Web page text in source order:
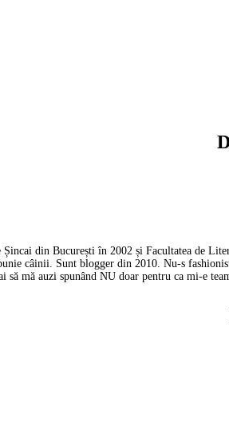
din București în 2002 și Facultatea de
câinii. Sunt blogger din 2010. Nu-s
mă auzi spunând NU doar pentru ca mi-e